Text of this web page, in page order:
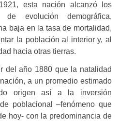
esta nación alcanzó los
evolución demográfica,
baja en la tasa de mortalidad,
la población al interior y, al
hacia otras tierras.
del año 1880 que la natalidad
a un promedio estimado
origen así a la inversión
poblacional –fenómeno que
hoy- con la predominancia de